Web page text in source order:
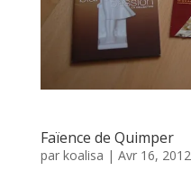
Faïence de Quimper
par koalisa | Avr 16, 2012